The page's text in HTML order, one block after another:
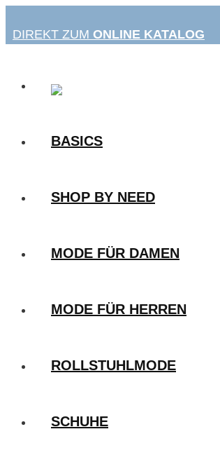
Inhalt
DIREKT ZUM ONLINE KATALOG
BASICS
SHOP BY NEED
MODE FÜR DAMEN
MODE FÜR HERREN
ROLLSTUHLMODE
SCHUHE